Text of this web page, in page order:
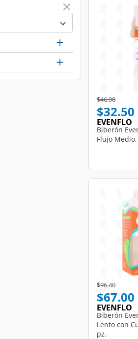
Price reduced
$46.90to
$32.50
EVENFLO
Biberón
Flujo
Price reduced
$96.40to
$67.00
EVENFLO
Biberón
Lento con
pz.